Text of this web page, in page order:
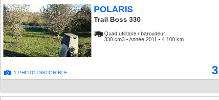
1 PHOTO DISPONIBLE
POLARIS
Trail Boss 330
Quad utilitaire / baroudeur
330 cm3 • Année 2011 • 4 100 km